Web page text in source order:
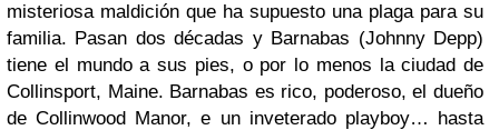
misteriosa maldición que ha supuesto una plaga para su
familia. Pasan dos décadas y Barnabas (Johnny Depp)
tiene el mundo a sus pies, o por lo menos la ciudad de
Collinsport, Maine. Barnabas es rico, poderoso, el dueño
de Collinwood Manor, e un inveterado playboy… hasta